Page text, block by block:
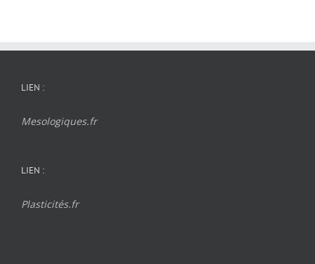
LIEN :
Mesologiques.fr
LIEN :
Plasticités.fr